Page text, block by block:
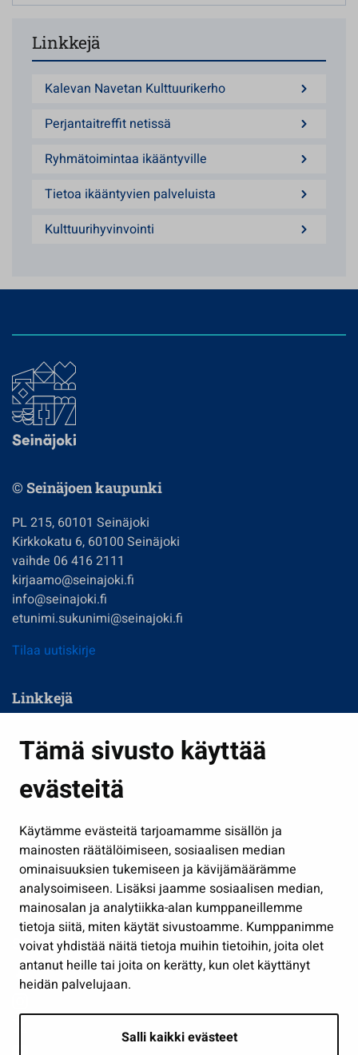
Tämä sivusto käyttää
evästeitä
Käytämme evästeitä tarjoamamme sisällön ja
mainosten räätälöimiseen, sosiaalisen median
ominaisuuksien tukemiseen ja kävijämäärämme
analysoimiseen. Lisäksi jaamme sosiaalisen median,
mainosalan ja analytiikka-alan kumppaneillemme
tietoja siitä, miten käytät sivustoamme. Kumppanimme
voivat yhdistää näitä tietoja muihin tietoihin, joita olet
antanut heille tai joita on kerätty, kun olet käyttänyt
heidän palvelujaan.
Salli kaikki evästeet
Linkkejä
Kalevan Navetan Kulttuurikerho
Perjantaitreffit netissä
Ryhmätoimintaa ikääntyville
Tietoa ikääntyvien palveluista
Kulttuurihyvinvointi
© Seinäjoen kaupunki
PL 215, 60101 Seinäjoki
Kirkkokatu 6, 60100 Seinäjoki
vaihde 06 416 2111
kirjaamo@seinajoki.fi
info@seinajoki.fi
etunimi.sukunimi@seinajoki.fi
Tilaa uutiskirje
Linkkejä
Kasvatus ja opetus
Kulttuuri ja liikunta
Työ ja yrittäminen
Osallistu ja asioi
Näytä omat evästeasetukseni
Seuraa meitä